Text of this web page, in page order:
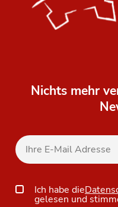
Nichts mehr
Ich habe die
gelesen und